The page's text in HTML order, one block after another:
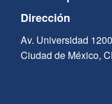
Dirección
Av. Universidad
Ciudad de México,